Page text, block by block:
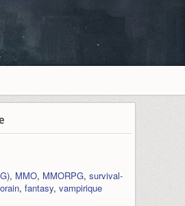
, MMO, MMORPG, survival-
, fantasy, vampirique